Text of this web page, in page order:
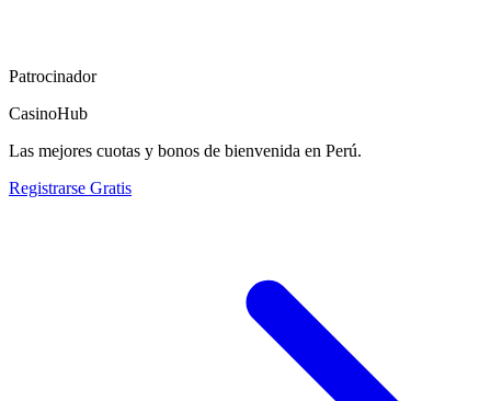
Patrocinador
CasinoHub
Las mejores cuotas y bonos de bienvenida en Perú.
Registrarse Gratis